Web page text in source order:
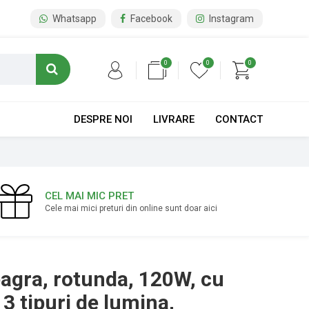
Whatsapp Facebook Instagram
0
0
0
CONTACT
LIVRARE
DESPRE NOI
CEL MAI MIC PRET
Cele mai mici preturi din online sunt doar aici
rotunda, 120W, cu
tipuri de lumina,